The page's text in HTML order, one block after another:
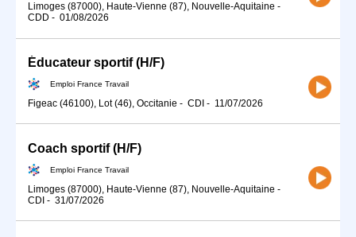
Limoges (87000), Haute-Vienne (87), Nouvelle-Aquitaine -
CDD - 01/08/2026
Éducateur sportif (H/F)
Emploi France Travail
Figeac (46100), Lot (46), Occitanie - CDI - 11/07/2026
Coach sportif (H/F)
Emploi France Travail
Limoges (87000), Haute-Vienne (87), Nouvelle-Aquitaine -
CDI - 31/07/2026